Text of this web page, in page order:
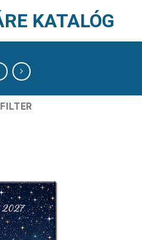
KATALÓG
FILTER